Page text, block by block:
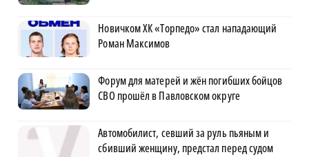
Новичком ХК «Торпедо» стал нападающий
Роман Максимов
Форум для матерей и жён погибших бойцов
СВО прошёл в Павловском округе
Автомобилист, севший за руль пьяным и
сбивший женщину, предстал перед судом